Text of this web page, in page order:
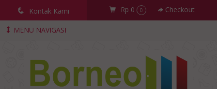
q Kontak Kami Rp 0 0 Checkout
MENU NAVIGASI